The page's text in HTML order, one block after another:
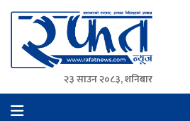
Rafat News
समाचारको रफ्तार, आवाज बिहिनहरुको आवाज
२३ साउन २०८३, शनिबार